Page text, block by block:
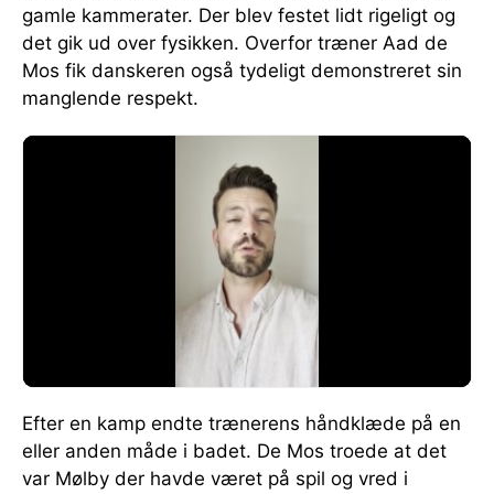
gamle kammerater. Der blev festet lidt rigeligt og
det gik ud over fysikken. Overfor træner Aad de
Mos fik danskeren også tydeligt demonstreret sin
manglende respekt.
Efter en kamp endte trænerens håndklæde på en
eller anden måde i badet. De Mos troede at det
var Mølby der havde været på spil og vred i